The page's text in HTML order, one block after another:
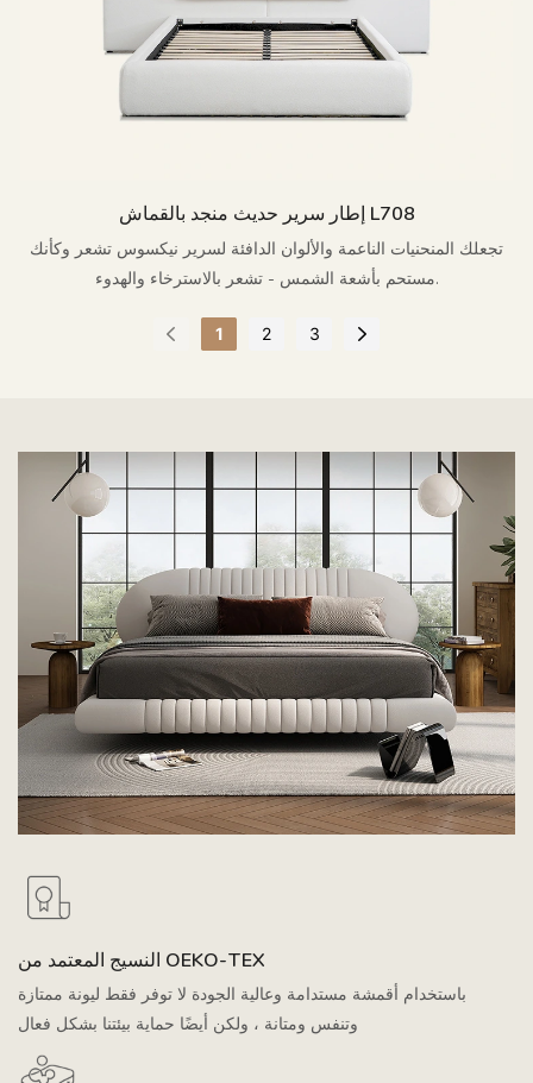
إطار سرير حديث منجد بالقماش L708
تجعلك المنحنيات الناعمة والألوان الدافئة لسرير نيكسوس تشعر وكأنك
مستحم بأشعة الشمس - تشعر بالاسترخاء والهدوء.
1 2 3
النسيج المعتمد من OEKO-TEX
باستخدام أقمشة مستدامة وعالية الجودة لا توفر فقط ليونة ممتازة
وتنفس ومتانة ، ولكن أيضًا حماية بيئتنا بشكل فعال